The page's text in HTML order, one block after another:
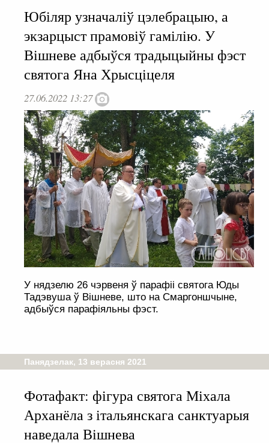
Юбіляр узначаліў цэлебрацыю, а
экзарцыст прамовіў гамілію. У
Вішневе адбыўся традыцыйны фэст
святога Яна Хрысціцеля
27.06.2022 13:27
У нядзелю 26 чэрвеня ў парафіі святога Юды
Тадэвуша ў Вішневе, што на Смаргоншчыне,
адбыўся парафіяльны фэст.
Панядзелак, 13 верасня 2021
Фотафакт: фігура святога Міхала
Арханёла з італьянскага санктуарыя
наведала Вішнева